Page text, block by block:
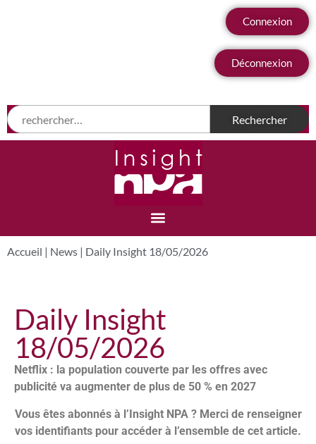
Connexion
Déconnexion
Accueil | News | Daily Insight 18/05/2026
Daily Insight
18/05/2026
Netflix : la population couverte par les offres avec
publicité va augmenter de plus de 50 % en 2027
Vous êtes abonnés à l’Insight NPA ? Merci de renseigner
vos identifiants pour accéder à l’ensemble de cet article.